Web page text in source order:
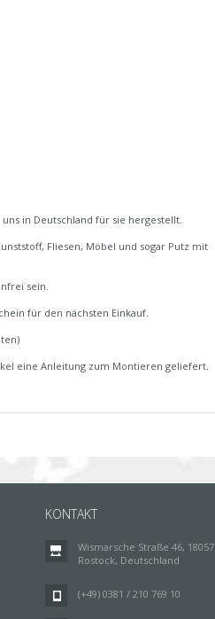
in Deutschland für sie hergestellt.
Fliesen, Möbel und sogar Putz mit
sein.
für den nächsten Einkauf.
eine Anleitung zum Montieren geliefert.
KONTAKT
Wismarsche Straße 46, 18057
Rostock, Deutschland
(+49) 0381 / 210 769 10